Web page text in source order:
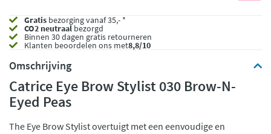
Gratis bezorging vanaf 35,- *
CO2 neutraalbezorgd
Binnen 30 dagen gratis retourneren
Klanten beoordelen ons met8,8/10
Omschrijving
Catrice Eye Brow Stylist 030 Brow-N-
Eyed Peas
The Eye Brow Stylist overtuigt met een eenvoudige en